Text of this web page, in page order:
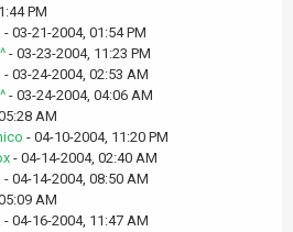
PM
- 03-21-2004, 01:54 PM
- 03-23-2004, 11:23 PM
- 03-24-2004, 02:53 AM
- 03-24-2004, 04:06 AM
AM
- 04-10-2004, 11:20 PM
- 04-14-2004, 02:40 AM
- 04-14-2004, 08:50 AM
AM
- 04-16-2004, 11:47 AM